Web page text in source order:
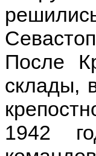
После
склады,
1942